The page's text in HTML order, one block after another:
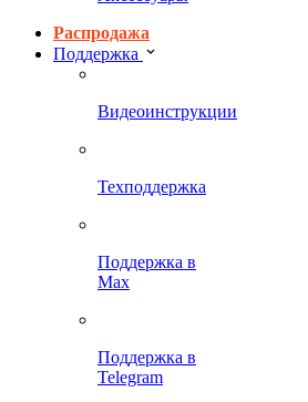
Распродажа
Поддержка
Видеоинструкции
Техподдержка
Поддержка в
Max
Поддержка в
Telegram